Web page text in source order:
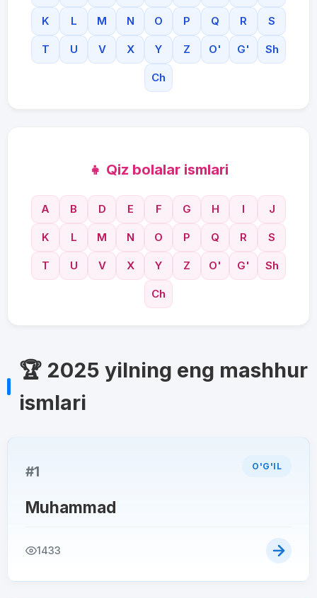
K L M N O P Q R S
T U V X Y Z O' G' Sh
Ch
👧 Qiz bolalar ismlari
A B D E F G H I J
K L M N O P Q R S
T U V X Y Z O' G' Sh
Ch
🏆 2025 yilning eng mashhur
ismlari
#1 O'G'IL
Muhammad
1433